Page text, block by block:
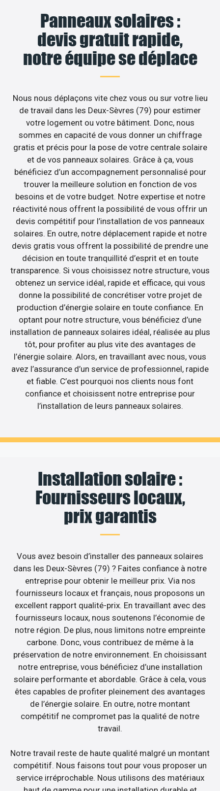
Panneaux solaires :
devis gratuit rapide,
notre équipe se déplace
Nous nous déplaçons vite chez vous ou sur votre lieu
de travail dans les Deux-Sèvres (79) pour estimer
votre logement ou votre bâtiment. Donc, nous
sommes en capacité de vous donner un chiffrage
gratis et précis pour la pose de votre centrale solaire
et de vos panneaux solaires. Grâce à ça, vous
bénéficiez d’un accompagnement personnalisé pour
trouver la meilleure solution en fonction de vos
besoins et de votre budget. Notre expertise et notre
réactivité nous offrent la possibilité de vous offrir un
devis compétitif pour l’installation de vos panneaux
solaires. En outre, notre déplacement rapide et notre
devis gratis vous offrent la possibilité de prendre une
décision en toute tranquillité d’esprit et en toute
transparence. Si vous choisissez notre structure, vous
obtenez un service idéal, rapide et efficace, qui vous
donne la possibilité de concrétiser votre projet de
production d’énergie solaire en toute confiance. En
optant pour notre structure, vous bénéficiez d’une
installation de panneaux solaires idéal, réalisée au plus
tôt, pour profiter au plus vite des avantages de
l’énergie solaire. Alors, en travaillant avec nous, vous
avez l’assurance d’un service de professionnel, rapide
et fiable. C’est pourquoi nos clients nous font
confiance et choisissent notre entreprise pour
l’installation de leurs panneaux solaires.
Installation solaire :
Fournisseurs locaux,
prix garantis
Vous avez besoin d’installer des panneaux solaires
dans les Deux-Sèvres (79) ? Faites confiance à notre
entreprise pour obtenir le meilleur prix. Via nos
fournisseurs locaux et français, nous proposons un
excellent rapport qualité-prix. En travaillant avec des
fournisseurs locaux, nous soutenons l’économie de
notre région. De plus, nous limitons notre empreinte
carbone. Donc, vous contribuez de même à la
préservation de notre environnement. En choisissant
notre entreprise, vous bénéficiez d’une installation
solaire performante et abordable. Grâce à cela, vous
êtes capables de profiter pleinement des avantages
de l’énergie solaire. En outre, notre montant
compétitif ne compromet pas la qualité de notre
travail.
Notre travail reste de haute qualité malgré un montant
compétitif. Nous faisons tout pour vous proposer un
service irréprochable. Nous utilisons des matériaux